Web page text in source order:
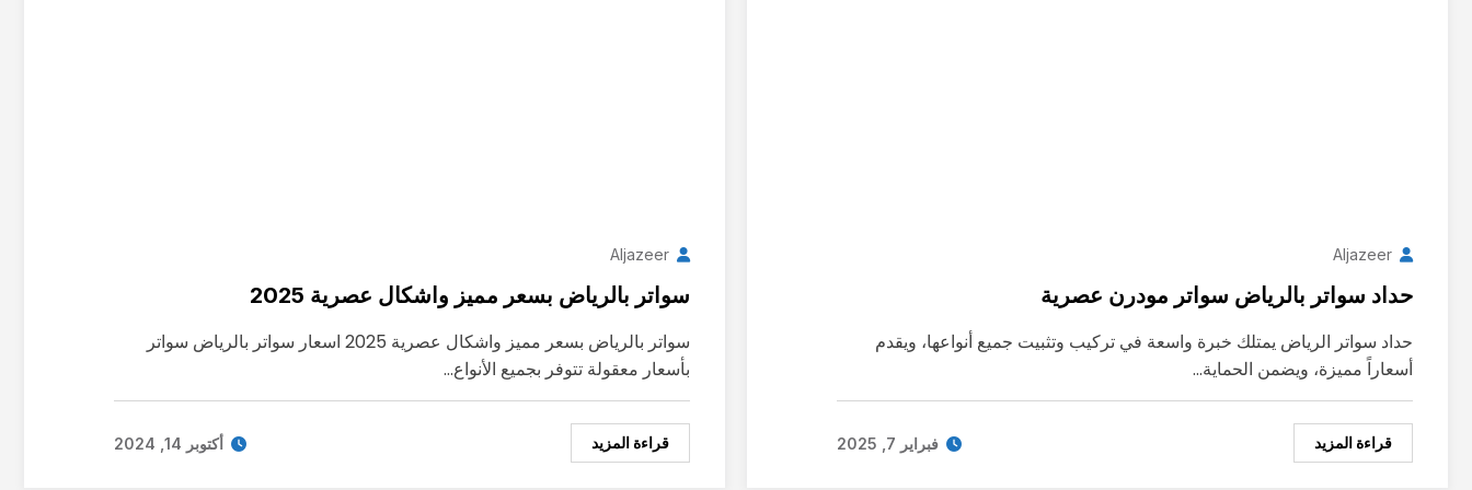
Aljazeer
حداد سواتر بالرياض سواتر مودرن عصرية
حداد سواتر الرياض يمتلك خبرة واسعة في تركيب وتثبيت جميع أنواعها، ويقدم
أسعاراً مميزة، ويضمن الحماية…
قراءة المزيد فبراير 7, 2025
Aljazeer
سواتر بالرياض بسعر مميز واشكال عصرية 2025
سواتر بالرياض بسعر مميز واشكال عصرية 2025 اسعار سواتر بالرياض سواتر
بأسعار معقولة تتوفر بجميع الأنواع…
قراءة المزيد أكتوبر 14, 2024